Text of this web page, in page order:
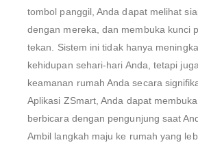
tombol panggil, Anda dapat melihat
dengan mereka ,dan membuka kunci
tekan
Sistem ini tidak hanya
kehidupan sehari-hari Anda, tetapi
keamanan rumah Anda secara
Aplikasi ZSmart , Anda dapat membuka
berbicara dengan pengunjung saat
Ambil langkah maju ke rumah yang